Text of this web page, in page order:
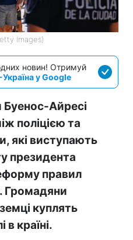
Images)
новин! Отримуй
у Google
Буенос-Айресі
поліцією та
які виступають
президента
правил
Громадяни
куплять
в країні.